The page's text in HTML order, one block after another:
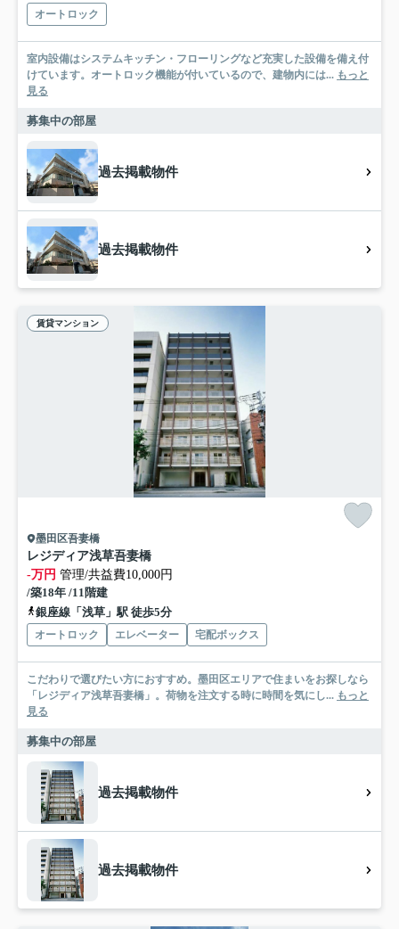
オートロック
室内設備はシステムキッチン・フローリングなど充実した設備を備え付
けています。オートロック機能が付いているので、建物内には... もっと
見る
募集中の部屋
過去掲載物件
過去掲載物件
賃貸マンション
墨田区吾妻橋
レジディア浅草吾妻橋
-万円 管理/共益費10,000円
/築18年 /11階建
銀座線「浅草」駅 徒歩5分
オートロック エレベーター 宅配ボックス
こだわりで選びたい方におすすめ。墨田区エリアで住まいをお探しなら
「レジディア浅草吾妻橋」。荷物を注文する時に時間を気にし... もっと
見る
募集中の部屋
過去掲載物件
過去掲載物件